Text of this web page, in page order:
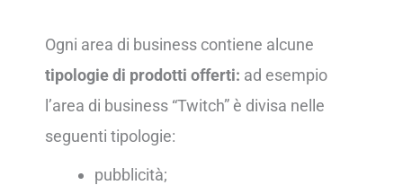
Ogni area di business contiene alcune
tipologie di prodotti offerti: ad esempio
l’area di business “Twitch” è divisa nelle
seguenti tipologie:
pubblicità;